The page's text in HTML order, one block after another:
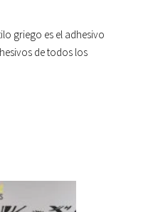
griego es el adhesivo
de todos los